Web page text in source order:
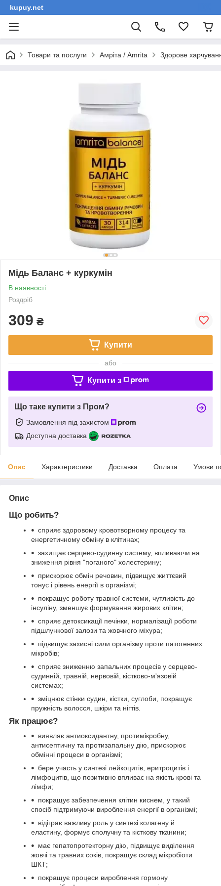
kupuy.net
Товари та послуги Амріта / Amrita Здорове
Мідь Баланс + куркумін
В наявності
Роздріб
309 ₴
Купити
або
Купити з
Що таке купити з Пром?
Замовлення під захистом
Доступна доставка
Опис Характеристики Доставка Оплата Умови
Опис
Що робить?
сприяє здоровому кровотворному процесу та
енергетичному обміну в клітинах;
захищає серцево-судинну систему, впливаючи на
зниження рівня "поганого" холестерину;
прискорює обмін речовин, підвищує життєвий
тонус і рівень енергії в організмі;
покращує роботу травної системи, чутливість до
інсуліну, зменшує формування жирових клітин;
сприяє детоксикації печінки, нормалізації роботи
підшлункової залози та жовчного міхура;
підвищує захисні сили організму проти патогенних
мікробів;
сприяє зниженню запальних процесів у серцево-
судинній, травній, нервовій, кістково-м'язовій
системах;
зміцнює стінки судин, кістки, суглоби, покращує
пружність волосся, шкіри та нігтів.
Як працює?
виявляє антиоксидантну, протимікробну,
антисептичну та протизапальну дію, прискорює
обмінні процеси в організмі;
бере участь у синтезі лейкоцитів, еритроцитів і
лімфоцитів, що позитивно впливає на якість крові та
лімфи;
покращує забезпечення клітин киснем, у такий
спосіб підтримуючи вироблення енергії в організмі;
відіграє важливу роль у синтезі колагену й
еластину, формує сполучну та кісткову тканини;
має гепатопротекторну дію, підвищує виділення
жовчі та травних соків, покращує склад мікробіоти
ШКТ;
покращує процеси вироблення гормону